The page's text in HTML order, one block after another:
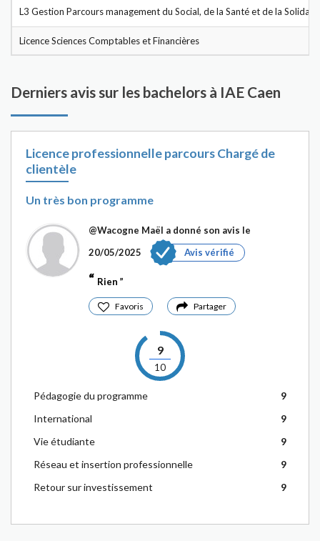
L3 Gestion Parcours management du Social, de la Santé et de la
Licence Sciences Comptables et Financières
Derniers avis sur les bachelors à IAE Caen
Licence professionnelle parcours Chargé de
clientèle
Un très bon programme
@Wacogne Maël a donné son avis le
20/05/2025
Avis vérifié
Rien
Favoris Partager
9
10
Pédagogie du programme
9
International
9
Vie étudiante
9
Réseau et insertion professionnelle
9
Retour sur investissement
9